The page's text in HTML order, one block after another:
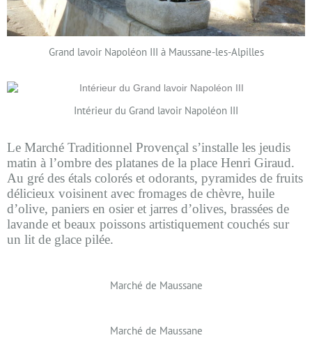
Grand lavoir Napoléon III à Maussane-les-Alpilles
Intérieur du Grand lavoir Napoléon III
Le Marché Traditionnel Provençal s’installe les jeudis
matin à l’ombre des platanes de la place Henri Giraud.
Au gré des étals colorés et odorants, pyramides de fruits
délicieux voisinent avec fromages de chèvre, huile
d’olive, paniers en osier et jarres d’olives, brassées de
lavande et beaux poissons artistiquement couchés sur
un lit de glace pilée.
Marché de Maussane
Marché de Maussane